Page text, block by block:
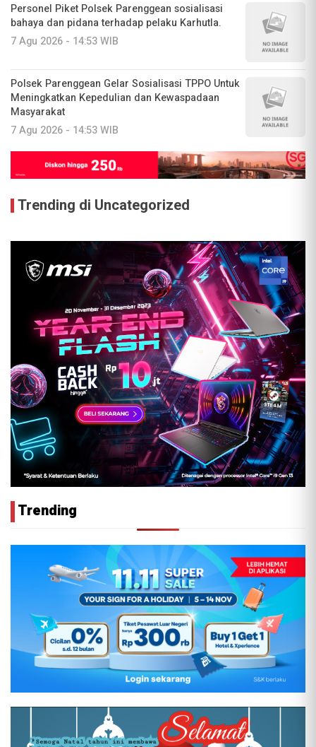
Personel Piket Polsek Parenggean sosialisasi
bahaya dan pidana terhadap pelaku Karhutla.
7 Agu 2026 - 14:53 WIB
Polsek Parenggean Gelar Sosialisasi TPPO Untuk
Meningkatkan Kepedulian dan Kewaspadaan
Masyarakat
7 Agu 2026 - 14:53 WIB
Trending di Uncategorized
Trending